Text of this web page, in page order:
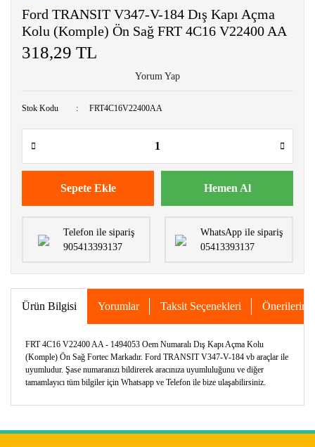
Ford TRANSIT V347-V-184 Dış Kapı Açma
Kolu (Komple) Ön Sağ FRT 4C16 V22400 AA
318,29 TL
Yorum Yap
Stok Kodu FRT4C16V22400AA
Sepete Ekle Hemen Al
Telefon ile sipariş
905413393137
WhatsApp ile sipariş
05413393137
Ürün Bilgisi Yorumlar Taksit Seçenekleri Önerileriniz
FRT 4C16 V22400 AA - 1494053 Oem Numaralı Dış Kapı Açma Kolu
(Komple) Ön Sağ Fortec Markadır. Ford TRANSIT V347-V-184 vb araçlar ile
uyumludur. Şase numaranızı bildirerek aracınıza uyumluluğunu ve diğer
tamamlayıcı tüm bilgiler için Whatsapp ve Telefon ile bize ulaşabilirsiniz.